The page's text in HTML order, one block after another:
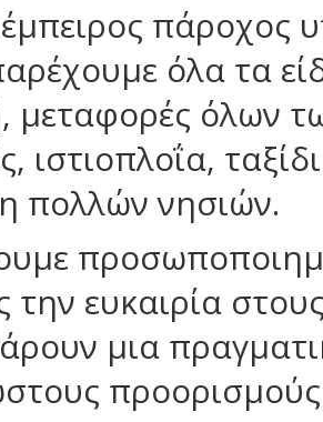
πάροχος
όλα τα
μεταφορές όλων
ιστιοπλοΐα,
πολλών νησιών.
την ευκαιρία
μια